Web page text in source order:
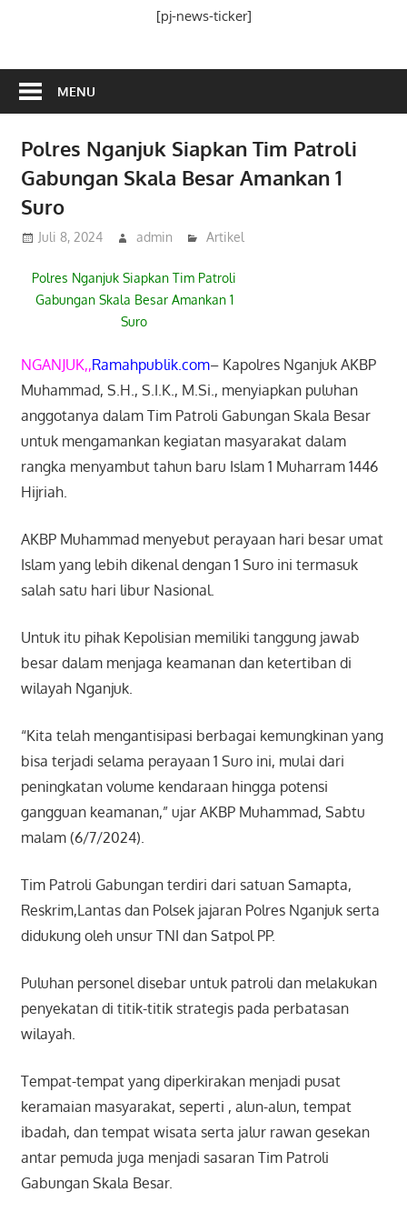
[pj-news-ticker]
MENU
Polres Nganjuk Siapkan Tim Patroli
Gabungan Skala Besar Amankan 1
Suro
Juli 8, 2024 admin Artikel
Polres Nganjuk Siapkan Tim Patroli
Gabungan Skala Besar Amankan 1
Suro
NGANJUK,,Ramahpublik.com– Kapolres Nganjuk AKBP
Muhammad, S.H., S.I.K., M.Si., menyiapkan puluhan
anggotanya dalam Tim Patroli Gabungan Skala Besar
untuk mengamankan kegiatan masyarakat dalam
rangka menyambut tahun baru Islam 1 Muharram 1446
Hijriah.
AKBP Muhammad menyebut perayaan hari besar umat
Islam yang lebih dikenal dengan 1 Suro ini termasuk
salah satu hari libur Nasional.
Untuk itu pihak Kepolisian memiliki tanggung jawab
besar dalam menjaga keamanan dan ketertiban di
wilayah Nganjuk.
“Kita telah mengantisipasi berbagai kemungkinan yang
bisa terjadi selama perayaan 1 Suro ini, mulai dari
peningkatan volume kendaraan hingga potensi
gangguan keamanan,” ujar AKBP Muhammad, Sabtu
malam (6/7/2024).
Tim Patroli Gabungan terdiri dari satuan Samapta,
Reskrim,Lantas dan Polsek jajaran Polres Nganjuk serta
didukung oleh unsur TNI dan Satpol PP.
Puluhan personel disebar untuk patroli dan melakukan
penyekatan di titik-titik strategis pada perbatasan
wilayah.
Tempat-tempat yang diperkirakan menjadi pusat
keramaian masyarakat, seperti , alun-alun, tempat
ibadah, dan tempat wisata serta jalur rawan gesekan
antar pemuda juga menjadi sasaran Tim Patroli
Gabungan Skala Besar.